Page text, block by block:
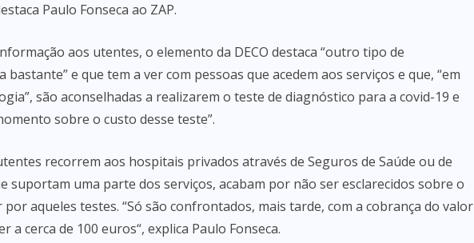
Paulo Fonseca ao ZAP.
aos utentes, o elemento da DECO destaca “outro tipo de
bastante” e que tem a ver com pessoas que acedem aos serviços e que, “em
são aconselhadas a realizarem o teste de diagnóstico para a covid-19 e
sobre o custo desse teste”.
recorrem aos hospitais privados através de Seguros de Saúde ou de
suportam uma parte dos serviços, acabam por não ser esclarecidos sobre o
aqueles testes. “Só são confrontados, mais tarde, com a cobrança do valor
a cerca de 100 euros“, explica Paulo Fonseca.